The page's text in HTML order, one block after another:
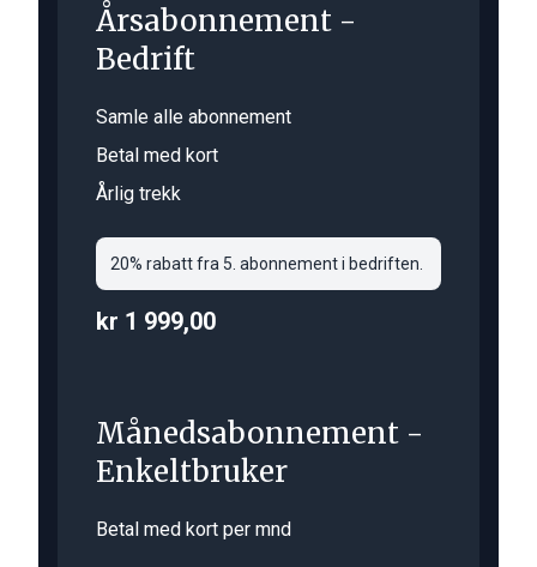
Årsabonnement -
Bedrift
Samle alle abonnement
Betal med kort
Årlig trekk
20% rabatt fra 5. abonnement i bedriften.
kr 1 999,00
Månedsabonnement -
Enkeltbruker
Betal med kort per mnd